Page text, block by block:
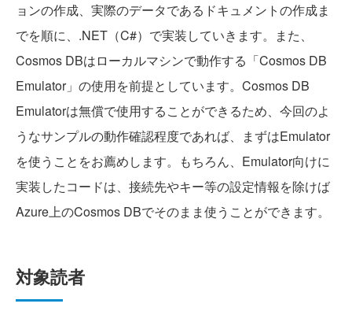
ョンの作成、実際のデータであるドキュメントの作成ま
でを順に、.NET（C#）で実装していきます。また、
Cosmos DBはローカルマシンで動作する「Cosmos DB
Emulator」の使用を前提としています。Cosmos DB
Emulatorは無償で使用することができるため、今回のよ
うなサンプルの動作確認程度であれば、まずはEmulator
を使うことをお薦めします。もちろん、Emulator向けに
実装したコードは、接続先やキー等の設定情報を除けば
Azure上のCosmos DBでそのまま使うことができます。
対象読者